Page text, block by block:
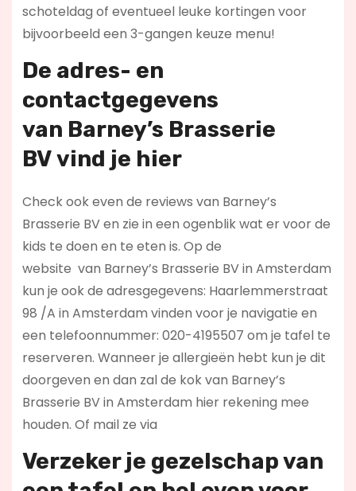
schoteldag of eventueel leuke kortingen voor
bijvoorbeeld een 3-gangen keuze menu!
De adres- en
contactgegevens
van Barney’s Brasserie
BVvind je hier
Check ook even de reviews van Barney’s
Brasserie BV en zie in een ogenblik wat er voor de
kids te doen en te eten is. Op de
website van Barney’s Brasserie BV in Amsterdam
kun je ook de adresgegevens: Haarlemmerstraat
98 /A in Amsterdam vinden voor je navigatie en
een telefoonnummer: 020-4195507 om je tafel te
reserveren. Wanneer je allergieën hebt kun je dit
doorgeven en dan zal de kok van Barney’s
Brasserie BV in Amsterdam hier rekening mee
houden. Of mail ze via
Verzeker je gezelschap van